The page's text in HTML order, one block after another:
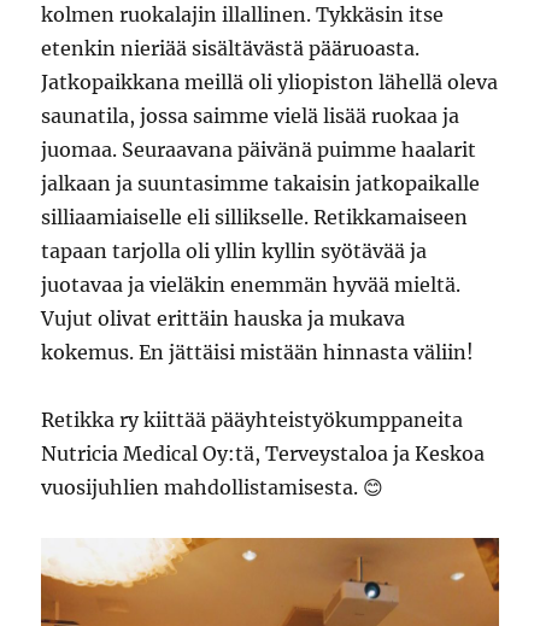
kolmen ruokalajin illallinen. Tykkäsin itse
etenkin nieriää sisältävästä pääruoasta.
Jatkopaikkana meillä oli yliopiston lähellä oleva
saunatila, jossa saimme vielä lisää ruokaa ja
juomaa. Seuraavana päivänä puimme haalarit
jalkaan ja suuntasimme takaisin jatkopaikalle
silliaamiaiselle eli sillikselle. Retikkamaiseen
tapaan tarjolla oli yllin kyllin syötävää ja
juotavaa ja vieläkin enemmän hyvää mieltä.
Vujut olivat erittäin hauska ja mukava
kokemus. En jättäisi mistään hinnasta väliin!
Retikka ry kiittää pääyhteistyökumppaneita
Nutricia Medical Oy:tä, Terveystaloa ja Keskoa
vuosijuhlien mahdollistamisesta. 😊